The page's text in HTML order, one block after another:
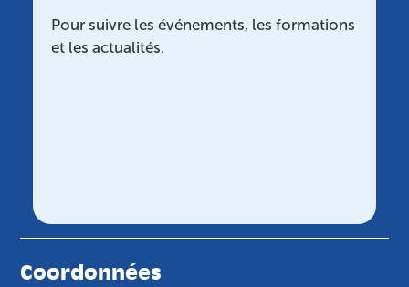
Pour suivre les événements, les formations
et les actualités.
Coordonnées